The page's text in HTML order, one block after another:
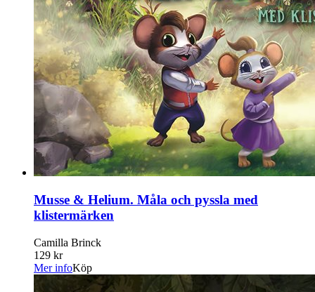
Musse & Helium. Måla och pyssla med
klistermärken
Camilla Brinck
129 kr
Mer infoKöp